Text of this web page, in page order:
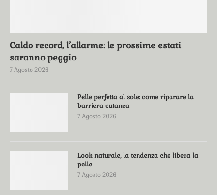
Caldo record, l’allarme: le prossime estati
saranno peggio
7 Agosto 2026
Pelle perfetta al sole: come riparare la
barriera cutanea
7 Agosto 2026
Look naturale, la tendenza che libera la
pelle
7 Agosto 2026